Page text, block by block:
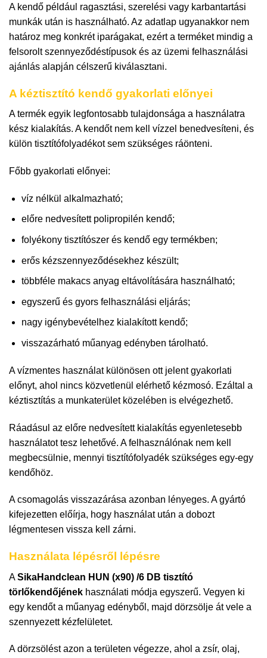
A kendő például ragasztási, szerelési vagy karbantartási
munkák után is használható. Az adatlap ugyanakkor nem
határoz meg konkrét iparágakat, ezért a terméket mindig a
felsorolt szennyeződéstípusok és az üzemi felhasználási
ajánlás alapján célszerű kiválasztani.
A kéztisztító kendő gyakorlati előnyei
A termék egyik legfontosabb tulajdonsága a használatra
kész kialakítás. A kendőt nem kell vízzel benedvesíteni, és
külön tisztítófolyadékot sem szükséges ráönteni.
Főbb gyakorlati előnyei:
víz nélkül alkalmazható;
előre nedvesített polipropilén kendő;
folyékony tisztítószer és kendő egy termékben;
erős kézszennyeződésekhez készült;
többféle makacs anyag eltávolítására használható;
egyszerű és gyors felhasználási eljárás;
nagy igénybevételhez kialakított kendő;
visszazárható műanyag edényben tárolható.
A vízmentes használat különösen ott jelent gyakorlati
előnyt, ahol nincs közvetlenül elérhető kézmosó. Ezáltal a
kéztisztítás a munkaterület közelében is elvégezhető.
Ráadásul az előre nedvesített kialakítás egyenletesebb
használatot tesz lehetővé. A felhasználónak nem kell
megbecsülnie, mennyi tisztítófolyadék szükséges egy-egy
kendőhöz.
A csomagolás visszazárása azonban lényeges. A gyártó
kifejezetten előírja, hogy használat után a dobozt
légmentesen vissza kell zárni.
Használata lépésről lépésre
ASikaHandclean HUN (x90) /6 DB tisztító
törlőkendőjének használati módja egyszerű. Vegyen ki
egy kendőt a műanyag edényből, majd dörzsölje át vele a
szennyezett kézfelületet.
A dörzsölést azon a területen végezze, ahol a zsír, olaj,